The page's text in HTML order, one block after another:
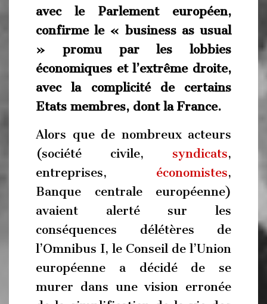
avec le Parlement européen,
confirme le « business as usual
» promu par les lobbies
économiques et l’extrême droite,
avec la complicité de certains
Etats membres, dont la France.
Alors que de nombreux acteurs
(société civile, syndicats,
entreprises, économistes,
Banque centrale européenne)
avaient alerté sur les
conséquences délétères de
l’Omnibus I, le Conseil de l’Union
européenne a décidé de se
murer dans une vision erronée